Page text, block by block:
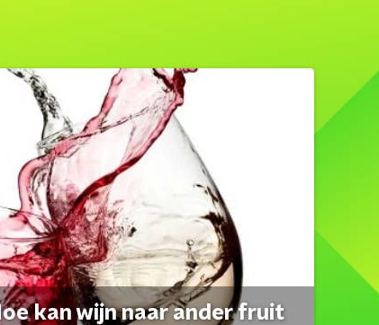
kan wijn naar ander fruit